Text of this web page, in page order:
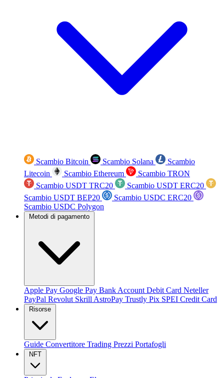
Scambio Bitcoin Scambio Solana
Scambio
Litecoin
Scambio Ethereum
Scambio TRON
Scambio USDT TRC20
Scambio USDT ERC20
Scambio USDT BEP20
Scambio USDC ERC20
Scambio USDC Polygon
Metodi di pagamento
Apple Pay Google Pay Bank Account Debit Card Neteller
PayPal Revolut Skrill AstroPay Trustly Pix SPEI Credit Card
Risorse
Guide Convertitore Trading Prezzi Portafogli
NFT